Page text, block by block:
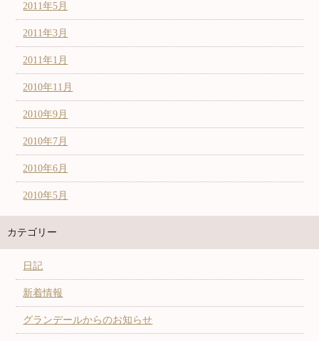
2011年5月
2011年3月
2011年1月
2010年11月
2010年9月
2010年7月
2010年6月
2010年5月
カテゴリー
日記
新着情報
グランデールからのお知らせ